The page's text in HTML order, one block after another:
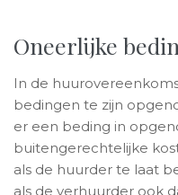
Oneerlijke
In de
bedingen te zijn
er een beding in
buitengerechtelijke
als de huurder te laat
als de verhuurder ook